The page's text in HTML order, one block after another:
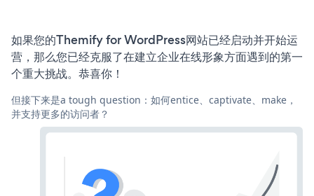
如果您的Themify for WordPress网站已经启动并开始运
营，那么您已经克服了在建立企业在线形象方面遇到的第一
个重大挑战。恭喜你！
但接下来是a tough question：如何entice、captivate、make，
并支持更多的访问者？